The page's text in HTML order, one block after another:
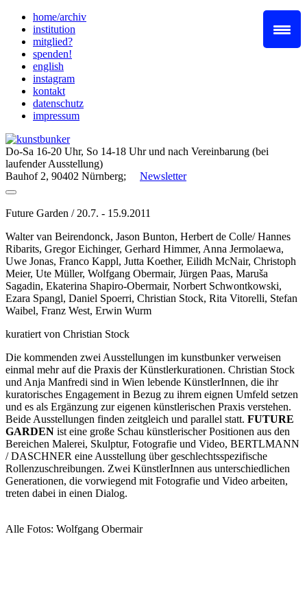
Skip
content
home/archiv
institution
mitglied?
spenden!
english
instagram
kontakt
datenschutz
impressum
Do-Sa 16-20 Uhr, So 14-18 Uhr und nach Vereinbarung (bei
laufender Ausstellung)
Bauhof 2, 90402 Nürnberg; Newsletter
Future Garden / 20.7. - 15.9.2011
Walter van Beirendonck, Jason Bunton, Herbert de Colle/ Hannes
Ribarits, Gregor Eichinger, Gerhard Himmer, Anna Jermolaewa,
Uwe Jonas, Franco Kappl, Jutta Koether, Eilidh McNair, Christoph
Meier, Ute Müller, Wolfgang Obermair, Jürgen Paas, Maruša
Sagadin, Ekaterina Shapiro-Obermair, Norbert Schwontkowski,
Ezara Spangl, Daniel Spoerri, Christian Stock, Rita Vitorelli, Stefan
Waibel, Franz West, Erwin Wurm
kuratiert von Christian Stock
Die kommenden zwei Ausstellungen im kunstbunker verweisen
einmal mehr auf die Praxis der Künstlerkurationen. Christian Stock
und Anja Manfredi sind in Wien lebende KünstlerInnen, die ihr
kuratorisches Engagement in Bezug zu ihrem eignen Umfeld setzen
und es als Ergänzung zur eigenen künstlerischen Praxis verstehen.
Beide Ausstellungen finden zeitgleich und parallel statt. FUTURE
GARDEN ist eine große Schau künstlerischer Positionen aus den
Bereichen Malerei, Skulptur, Fotografie und Video, BERTLMANN
/ DASCHNER eine Ausstellung über geschlechtsspezifische
Rollenzuschreibungen. Zwei KünstlerInnen aus unterschiedlichen
Generationen, die vorwiegend mit Fotografie und Video arbeiten,
treten dabei in einen Dialog.
Alle Fotos: Wolfgang Obermair